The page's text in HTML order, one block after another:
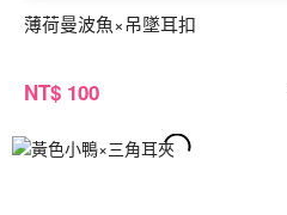
薄荷曼波魚×吊墜耳扣
NT$ 100